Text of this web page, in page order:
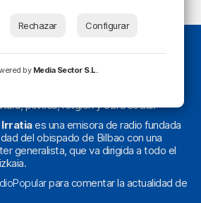
Desde 1960 haciendo radio en Bilbao.
política, religión y obra social.
Irratiaes una emisora de radio fundada
del obispado de Bilbao con una
generalista, que va dirigida a todo el
para comentar la actualidad de
Rechazar Configurar
by Media Sector S.L.